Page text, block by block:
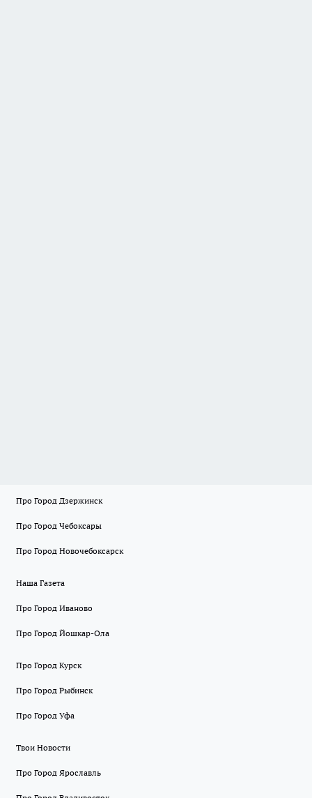
Про Город Дзержинск
Про Город Чебоксары
Про Город Новочебоксарск
Наша Газета
Про Город Иваново
Про Город Йошкар-Ола
Про Город Курск
Про Город Рыбинск
Про Город Уфа
Твои Новости
Про Город Ярославль